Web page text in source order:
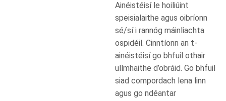
Ainéistéisí le hoiliúint
speisialaithe agus oibríonn
sé/sí i rannóg máinliachta
ospidéil. Cinntíonn an t-
ainéistéisí go bhfuil othair
ullmhaithe d’obráid. Go bhfuil
siad compordach lena linn
agus go ndéantar